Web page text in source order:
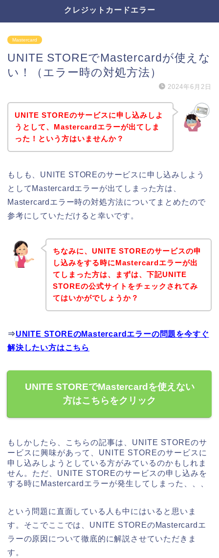
クレジットカードエラー
Mastercard
UNITE STOREでMastercardが使えな
い！（エラー時の対処方法）
2024年6月2日
UNITE STOREのサービスに申し込みしよ
うとして、Mastercardエラーが出てしま
った！という方はいませんか？
もしも、UNITE STOREのサービスに申し込みしよう
としてMastercardエラーが出てしまった方は、
Mastercardエラー時の対処方法についてまとめたので
参考にしていただけると幸いです。
ちなみに、UNITE STOREのサービスの申
し込みをする時にMastercardエラーが出
てしまった方は、まずは、下記UNITE
STOREの公式サイトをチェックされてみ
てはいかがでしょうか？
⇒UNITE STOREのMastercardエラーの問題を今すぐ
解決したい方はこちら
UNITE STOREでMastercardを使えない
方はこちらをクリック
もしかしたら、こちらの記事は、UNITE STOREのサ
ービスに興味があって、UNITE STOREのサービスに
申し込みしようとしている方がみているのかもしれま
せん。ただ、UNITE STOREのサービスの申し込みを
する時にMastercardエラーが発生してしまった、、、
という問題に直面している人も中にはいると思いま
す。そこでここでは、UNITE STOREのMastercardエ
ラーの原因について徹底的に解説させていただきま
す。